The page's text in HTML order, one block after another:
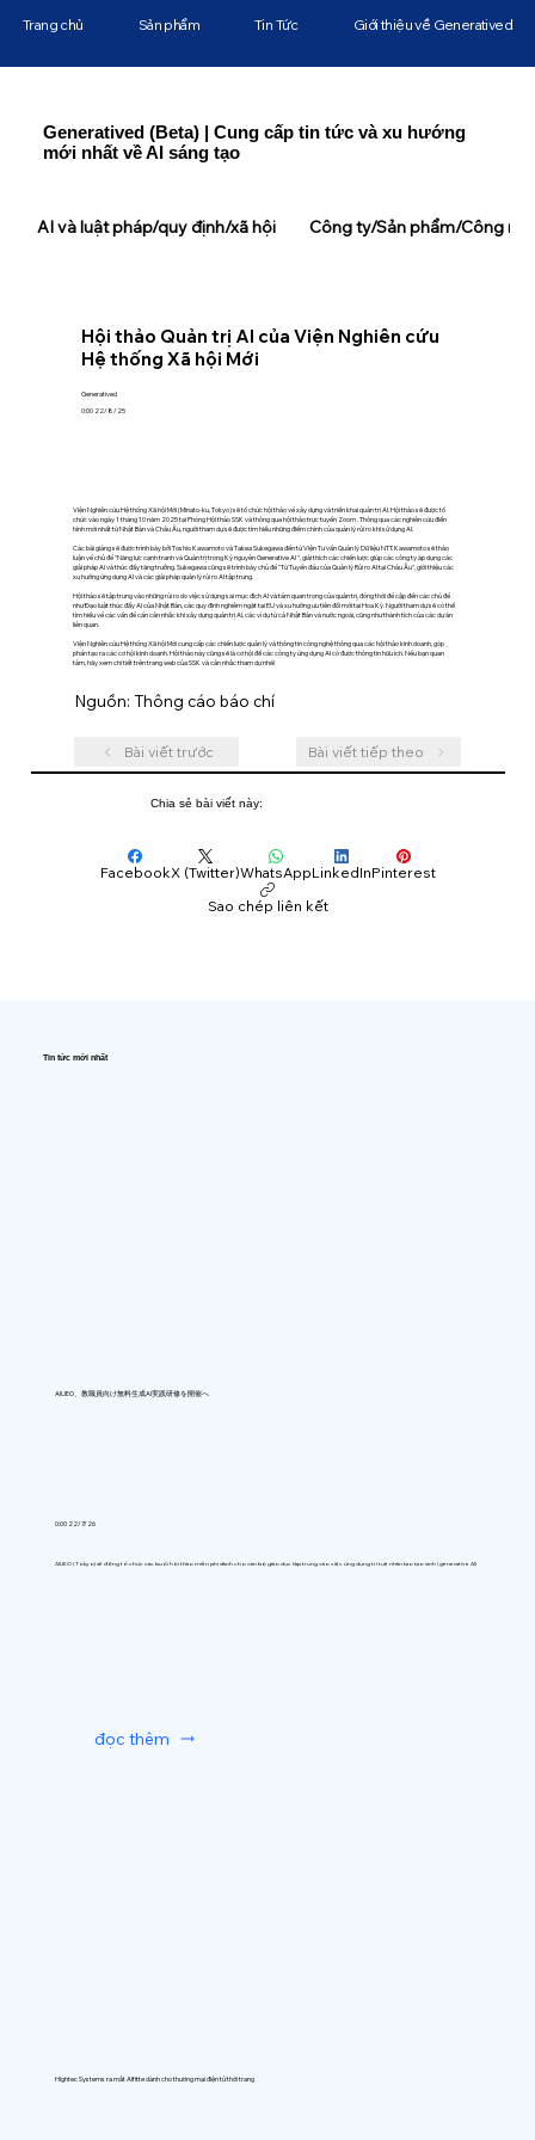
Generatived (Beta) | Cung cấp tin tức và xu hướng
mới nhất về AI sáng tạo
Hội thảo Quản trị AI của Viện Nghiên cứu
Hệ thống Xã hội Mới
Generatived
0:00 22/8/25
Viện Nghiên cứu Hệ thống Xã hội Mới (Minato-ku, Tokyo) sẽ tổ chức hội thảo về xây dựng và triển khai quản trị AI. Hội thảo sẽ được tổ
chức vào ngày 1 tháng 10 năm 2025 tại Phòng Hội thảo SSK và thông qua hội thảo trực tuyến Zoom . Thông qua các nghiên cứu điển
hình mới nhất từ ​​Nhật Bản và Châu Âu, người tham dự sẽ được tìm hiểu những điểm chính của quản lý rủi ro khi sử dụng AI.
Các bài giảng sẽ được trình bày bởi Toshio Kawamoto và Takea Sukegawa đến từ Viện Tư vấn Quản lý Dữ liệu NTT. Kawamoto sẽ thảo
luận về chủ đề "Năng lực cạnh tranh và Quản trị trong Kỷ nguyên Generative AI ", giải thích các chiến lược giúp các công ty áp dụng các
giải pháp AI và thúc đẩy tăng trưởng. Sukegawa cũng sẽ trình bày chủ đề "Từ Tuyến đầu của Quản lý Rủi ro AI tại Châu Âu", giới thiệu các
xu hướng ứng dụng AI và các giải pháp quản lý rủi ro AI tập trung.
Hội thảo sẽ tập trung vào những rủi ro do việc sử dụng sai mục đích AI và tầm quan trọng của quản trị, đồng thời đề cập đến các chủ đề
như Đạo luật thúc đẩy AI của Nhật Bản, các quy định nghiêm ngặt tại EU và xu hướng ưu tiên đổi mới tại Hoa Kỳ. Người tham dự sẽ có thể
tìm hiểu về các vấn đề cần cân nhắc khi xây dựng quản trị AI, các ví dụ từ cả Nhật Bản và nước ngoài, cũng như thành tích của các dự án
liên quan.
Viện Nghiên cứu Hệ thống Xã hội Mới cung cấp các chiến lược quản lý và thông tin công nghệ thông qua các hội thảo kinh doanh, góp
phần tạo ra các cơ hội kinh doanh. Hội thảo này cũng sẽ là cơ hội để các công ty ứng dụng AI có được thông tin hữu ích. Nếu bạn quan
tâm, hãy xem chi tiết trên trang web của SSK và cân nhắc tham dự nhé!
Nguồn: Thông cáo báo chí
Bài viết trước Bài viết tiếp theo
Trang chủ Sản phẩm Tin Tức Giới thiệu về Generatived
Chia sẻ bài viết này:
FacebookX (Twitter)WhatsAppLinkedInPinterest
Sao chép liên kết
AI và luật pháp/quy định/xã hội Công ty/Sản phẩm/Công
Tin tức mới nhất
AIUEO、教職員向け無料生成AI実践研修を開催へ
0:00 22/7/26
AIUEO (Tokyo) sẽ đồng tổ chức các buổi hội thảo miễn phí dành cho cán bộ giáo dục tập trung vào việc ứng dụng trí tuệ nhân tạo tạo sinh (generative AI)
đọc thêm
Hightec Systems ra mắt AIfitte dành cho thương mại điện tử thời trang